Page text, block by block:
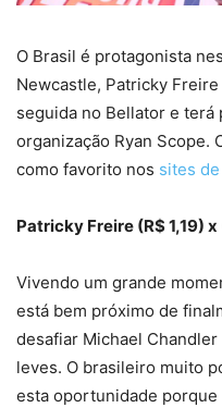
O Brasil é protagonista
Newcastle, Patricky
seguida no Bellator e
organização Ryan Scope.
como favorito nos sites
Patricky Freire (R$ 1,19)
Vivendo um grande
está bem próximo de
desafiar Michael
leves. O brasileiro muito
esta oportunidade porque